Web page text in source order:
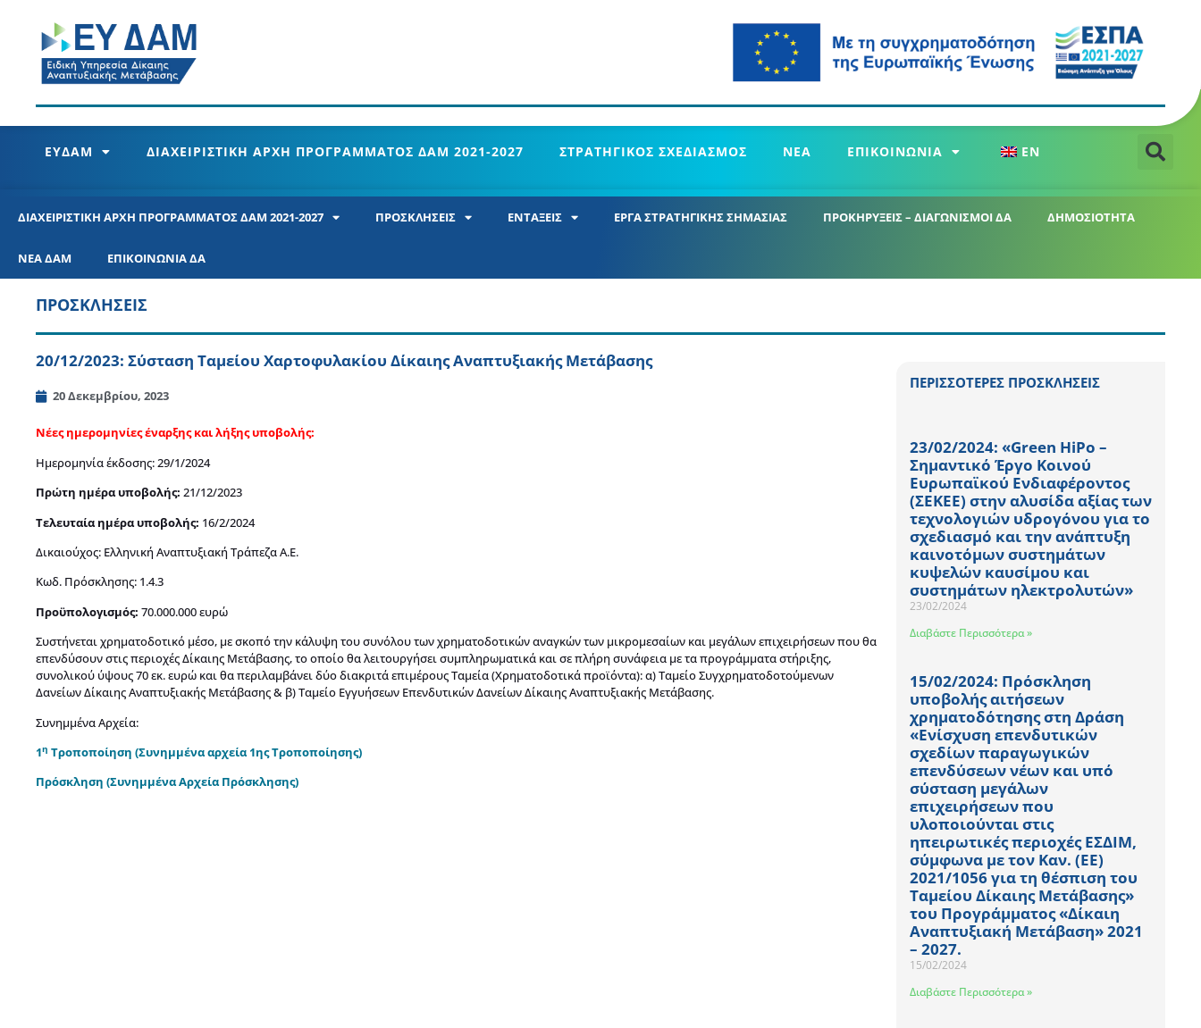
ΕΥΔΑΜ ΔΙΑΧΕΙΡΙΣΤΙΚΗ ΑΡΧΗ ΠΡΟΓΡΑΜΜΑΤΟΣ ΔΑΜ 2021-2027 ΣΤΡΑΤΗΓΙΚΟΣ ΣΧΕΔΙΑΣΜΟΣ ΝΕΑ ΕΠΙΚΟΙΝΩΝΙΑ EN
ΔΙΑΧΕΙΡΙΣΤΙΚΗ ΑΡΧΗ ΠΡΟΓΡΑΜΜΑΤΟΣ ΔΑΜ 2021-2027 ΠΡΟΣΚΛΗΣΕΙΣ ΕΝΤΑΞΕΙΣ ΕΡΓΑ ΣΤΡΑΤΗΓΙΚΗΣ ΣΗΜΑΣΙΑΣ ΠΡΟΚΗΡΥΞΕΙΣ – ΔΙΑΓΩΝΙΣΜΟΙ ΔΑ ΔΗΜΟΣΙΟΤΗΤΑ
ΝΕΑ ΔΑΜ ΕΠΙΚΟΙΝΩΝΙΑ ΔΑ
ΠΡΟΣΚΛΗΣΕΙΣ
20/12/2023: Σύσταση Ταμείου Χαρτοφυλακίου Δίκαιης Αναπτυξιακής Μετάβασης
20 Δεκεμβρίου, 2023
Νέες ημερομηνίες έναρξης και λήξης υποβολής:
Ημερομηνία έκδοσης: 29/1/2024
Πρώτη ημέρα υποβολής: 21/12/2023
Τελευταία ημέρα υποβολής: 16/2/2024
Δικαιούχος: Ελληνική Αναπτυξιακή Τράπεζα Α.Ε.
Κωδ. Πρόσκλησης: 1.4.3
Προϋπολογισμός: 70.000.000 ευρώ
Συστήνεται χρηματοδοτικό μέσο, με σκοπό την κάλυψη του συνόλου των χρηματοδοτικών αναγκών των μικρομεσαίων και μεγάλων επιχειρήσεων που θα
επενδύσουν στις περιοχές Δίκαιης Μετάβασης, το οποίο θα λειτουργήσει συμπληρωματικά και σε πλήρη συνάφεια με τα προγράμματα στήριξης,
συνολικού ύψους 70 εκ. ευρώ και θα περιλαμβάνει δύο διακριτά επιμέρους Ταμεία (Χρηματοδοτικά προϊόντα): α) Ταμείο Συγχρηματοδοτούμενων
Δανείων Δίκαιης Αναπτυξιακής Μετάβασης & β) Ταμείο Εγγυήσεων Επενδυτικών Δανείων Δίκαιης Αναπτυξιακής Μετάβασης.
Συνημμένα Αρχεία:
1η Τροποποίηση (Συνημμένα αρχεία 1ης Τροποποίησης)
Πρόσκληση (Συνημμένα Αρχεία Πρόσκλησης)
ΠΕΡΙΣΣΟΤΕΡΕΣ ΠΡΟΣΚΛΗΣΕΙΣ
23/02/2024: «Green HiPo –
Σημαντικό Έργο Κοινού
Ευρωπαϊκού Ενδιαφέροντος
(ΣΕΚΕΕ) στην αλυσίδα αξίας των
τεχνολογιών υδρογόνου για το
σχεδιασμό και την ανάπτυξη
καινοτόμων συστημάτων
κυψελών καυσίμου και
συστημάτων ηλεκτρολυτών»
23/02/2024
Διαβάστε Περισσότερα »
15/02/2024: Πρόσκληση
υποβολής αιτήσεων
χρηματοδότησης στη Δράση
«Ενίσχυση επενδυτικών
σχεδίων παραγωγικών
επενδύσεων νέων και υπό
σύσταση μεγάλων
επιχειρήσεων που
υλοποιούνται στις
ηπειρωτικές περιοχές ΕΣΔΙΜ,
σύμφωνα με τον Καν. (ΕΕ)
2021/1056 για τη θέσπιση του
Ταμείου Δίκαιης Μετάβασης»
του Προγράμματος «Δίκαιη
Αναπτυξιακή Μετάβαση» 2021
– 2027.
15/02/2024
Διαβάστε Περισσότερα »